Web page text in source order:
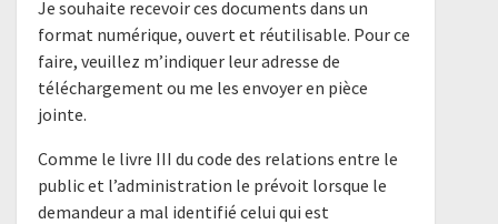
Je souhaite recevoir ces documents dans un
format numérique, ouvert et réutilisable. Pour ce
faire, veuillez m’indiquer leur adresse de
téléchargement ou me les envoyer en pièce
jointe.
Comme le livre III du code des relations entre le
public et l’administration le prévoit lorsque le
demandeur a mal identifié celui qui est